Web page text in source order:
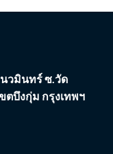
นวมินทร์ ซ.วัด
ตบึงกุ่ม กรุงเทพฯ